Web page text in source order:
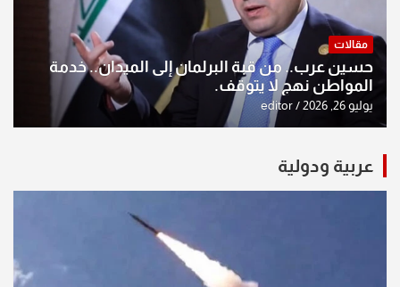
مقالات
حسين عرب.. من قبة البرلمان إلى الميدان.. خدمة
المواطن نهج لا يتوقف.
يوليو 26, 2026 editor
عربية ودولية